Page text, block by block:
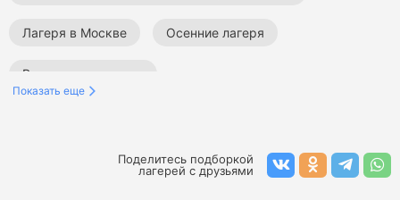
Лагеря в Москве Осенние лагеря
Все детские лагеря
Показать еще
Поделитесь подборкой
лагерей с друзьями